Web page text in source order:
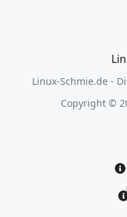
Linux-Schmie.de -
Copyright ©